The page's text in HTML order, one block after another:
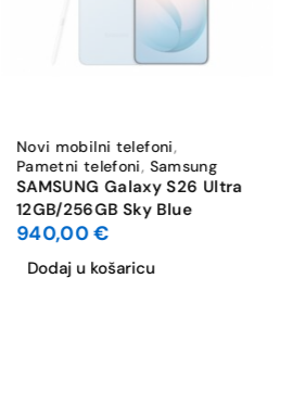
Broj leća prednje kamere
Digitalni zoom [x]
Max. video rezolucija
Novi mobilni telefoni,
Pametni telefoni, Samsung
SAMSUNG Galaxy S26 Ultra
12GB/256GB Sky Blue
940,00€
Dodaj u košaricu